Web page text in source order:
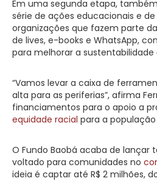
Em uma segunda etapa,
série de ações educacionais e
organizações que fazem parte
de lives, e-books e WhatsApp,
para melhorar a sustentabilidade
“Vamos levar a caixa de
alta para as periferias”, afirma
financiamentos para o apoio a
equidade racial para a população
O Fundo Baobá acaba de lançar
voltado para comunidades no
ideia é captar até R$ 2 milhões,